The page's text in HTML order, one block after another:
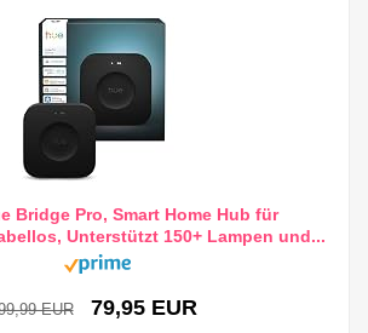
Bridge Pro, Smart Home Hub für
Unterstützt 150+ Lampen und...
EUR 79,95 EUR